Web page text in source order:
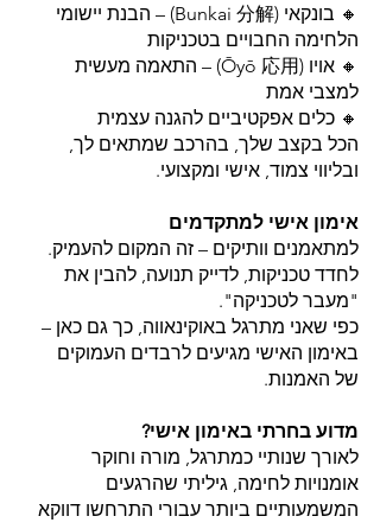
🔸 בונקאי (Bunkai 分解) – הבנת יישומי
הלחימה החבויים בטכניקות
🔸 אויו (Ōyō 応用) – התאמה מעשית
למצבי אמת
🔸 כלים אפקטיביים להגנה עצמית
הכל בקצב שלך, בהרכב שמתאים לך,
ובליווי צמוד, אישי ומקצועי.
אימון אישי למתקדמים
למתאמנים וותיקים – זה המקום להעמיק.
לחדד טכניקות, לדייק תנועה, להבין את
"מעבר לטכניקה".
כפי שאני מתרגל באוקינאווה, כך גם כאן –
באימון האישי מגיעים לרבדים העמוקים
של האמנות.
מדוע בחרתי באימון אישי?
לאורך שנותיי כמתרגל, מורה וחוקר
אומנויות לחימה, גיליתי שהרגעים
המשמעותיים ביותר עבורי התרחשו דווקא